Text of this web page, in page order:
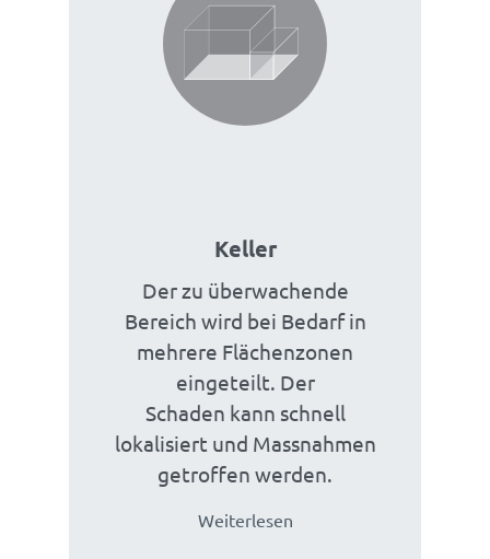
Keller
Der zu überwachende
Bereich wird bei Bedarf in
mehrere Flächenzonen
eingeteilt. Der
Schaden kann schnell
lokalisiert und Massnahmen
getroffen werden.
Weiterlesen